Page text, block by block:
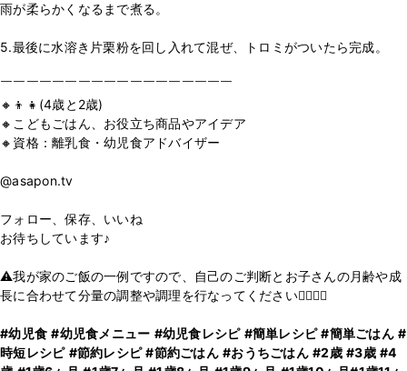
雨が柔らかくなるまで煮る。
5.最後に水溶き片栗粉を回し入れて混ぜ、トロミがついたら完成。
￣￣￣￣￣￣￣￣￣￣￣￣￣￣￣￣￣￣
🔸👦👧(4歳と2歳)
🔸こどもごはん、お役立ち商品やアイデア
🔸資格：離乳食・幼児食アドバイザー⠀
@asapon.tv
フォロー、保存、いいね
お待ちしています♪
⚠︎我が家のご飯の一例ですので、自己のご判断とお子さんの月齢や成
長に合わせて分量の調整や調理を行なってください🙇‍♂️🙇‍♀️
#幼児食 #幼児食メニュー #幼児食レシピ #簡単レシピ #簡単ごはん #
時短レシピ #節約レシピ #節約ごはん #おうちごはん #2歳 #3歳 #4